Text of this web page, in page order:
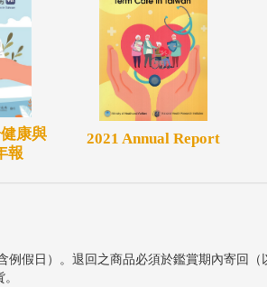
康與
報
2021 Annual Report
假日）。退回之商品必須於鑑賞期內寄回